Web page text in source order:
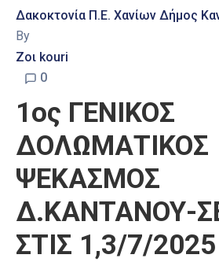
&
Δράσεις
Ψηφιακές
Επικοινωνία
Δακοκτονία Π.Ε. Χανίων Δήμος
By
Ζοι kouri
0
1ος ΓΕΝΙΚΟΣ
ΔΟΛΩΜΑΤΙΚΟΣ
ΨΕΚΑΣΜΟΣ
Δ.ΚΑΝΤΑΝΟΥ-
ΣΤΙΣ 1,3/7/2025